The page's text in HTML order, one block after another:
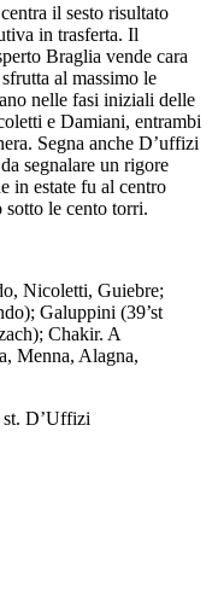
il sesto risultato
in trasferta. Il
Braglia vende cara
al massimo le
nelle fasi iniziali delle
e Damiani, entrambi
Segna anche D’uffizi
segnalare un rigore
in estate fu al centro
sotto le cento torri.
Nicoletti, Guiebre;
Galuppini (39’st
Chakir. A
Menna, Alagna,
st. D’Uffizi
2026